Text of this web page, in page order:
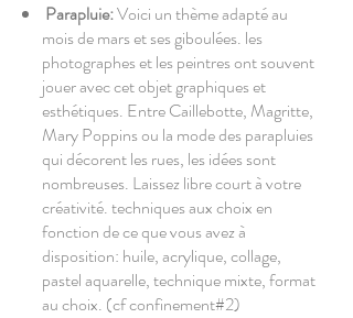
Parapluie:Voici un thème adapté au
mois de mars et ses giboulées. les
photographes et les peintres ont souvent
jouer avec cet objet graphiques et
esthétiques. Entre Caillebotte, Magritte,
Mary Poppins ou la mode des parapluies
qui décorent les rues, les idées sont
nombreuses. Laissez libre court à votre
créativité. techniques aux choix en
fonction de ce que vous avez à
disposition: huile, acrylique, collage,
pastel aquarelle, technique mixte, format
au choix. (cf confinement#2)